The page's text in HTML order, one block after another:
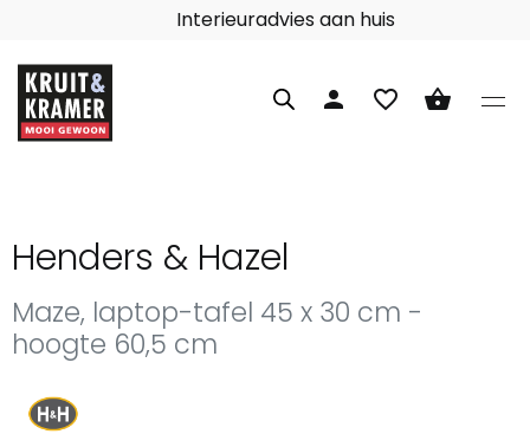
Interieuradvies aan huis
person favorite_border shopping_basket
Henders & Hazel
Maze, laptop-tafel 45 x 30 cm -
hoogte 60,5 cm